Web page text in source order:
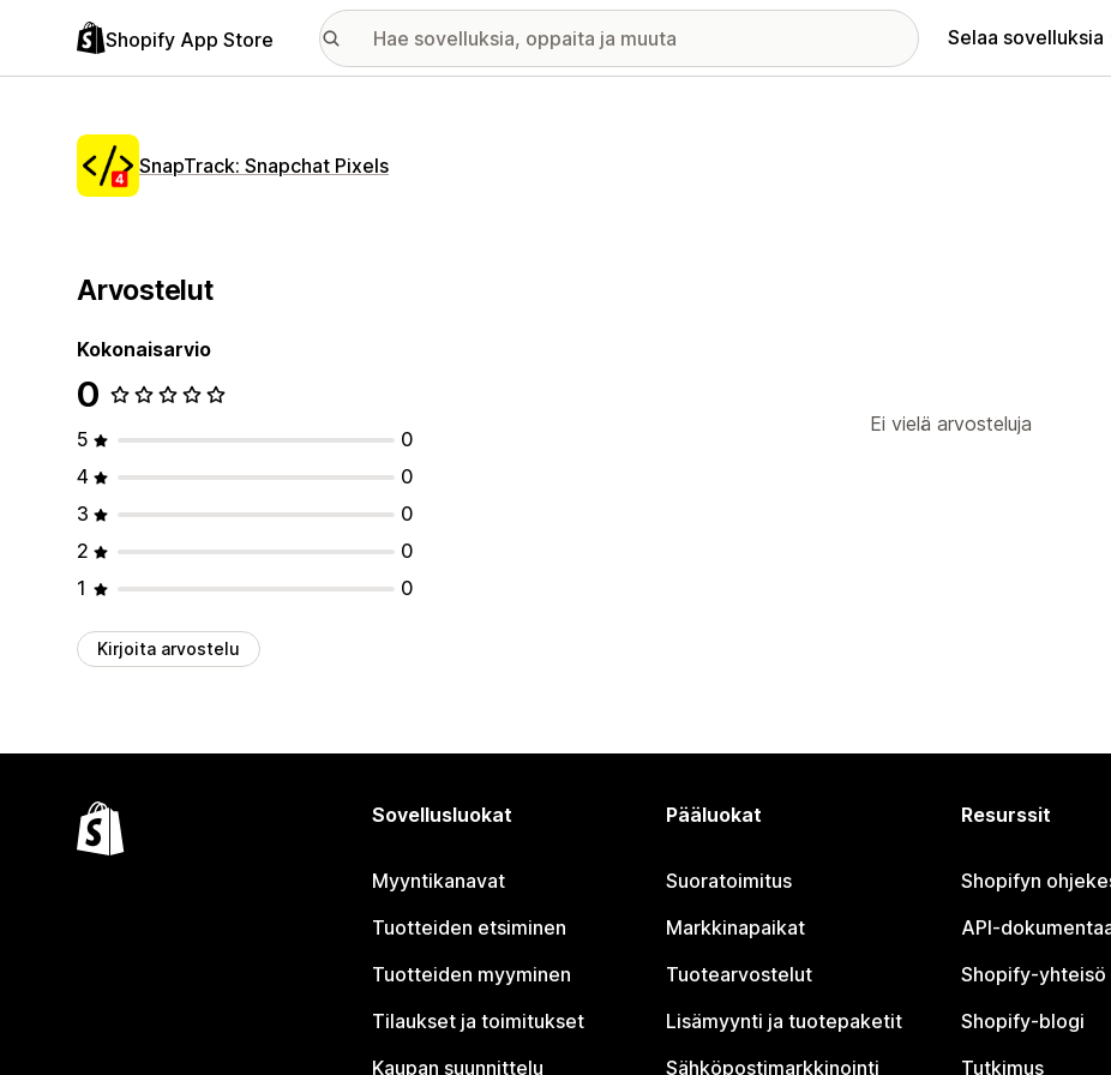
Shopify App Store Selaa sovelluksia
SnapTrack: Snapchat Pixels
Arvostelut
Kokonaisarvio
0
5
0
4
0
3
0
2
0
1
0
Kirjoita arvostelu
Ei vielä arvosteluja
Sovellusluokat
Myyntikanavat
Tuotteiden etsiminen
Tuotteiden myyminen
Tilaukset ja toimitukset
Kaupan suunnittelu
Pääluokat
Suoratoimitus
Markkinapaikat
Tuotearvostelut
Lisämyynti ja tuotepaketit
Sähköpostimarkkinointi
Resurssit
Shopifyn
API-
Shopify-yhteisö
Shopify-blogi
Tutkimus